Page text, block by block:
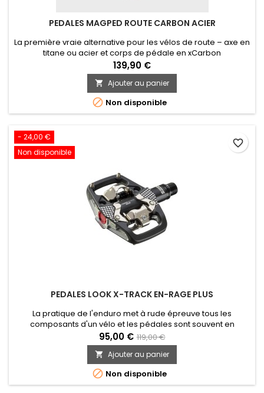
PEDALES MAGPED ROUTE CARBON ACIER
La première vraie alternative pour les vélos de route – axe en
titane ou acier et corps de pédale en xCarbon
139,90 €
 Ajouter au panier
 Non disponible
- 24,00 €
Non disponible
PEDALES LOOK X-TRACK EN-RAGE PLUS
La pratique de l'enduro met à rude épreuve tous les
composants d'un vélo et les pédales sont souvent en
première ligne. La pédale X-TRACK EN-RAGE PLUS avec son
corps en aluminium forgé fait de sa robustesse une de ses
nombreuses qualités. Compatibles SPD, elles sauront vous
aider à franchir les parcours les plus exigeants tout en
sécurité avec un angle de...
95,00 € 119,00 €
 Ajouter au panier
 Non disponible
favorite_border